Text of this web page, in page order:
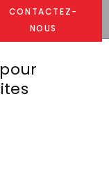
CONTACTEZ-
NOUS
et retraites